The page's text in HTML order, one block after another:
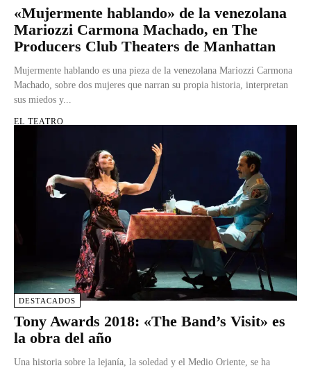
«Mujermente hablando» de la venezolana
Mariozzi Carmona Machado, en The
Producers Club Theaters de Manhattan
Mujermente hablando es una pieza de la venezolana Mariozzi Carmona
Machado, sobre dos mujeres que narran su propia historia, interpretan
sus miedos y...
EL TEATRO
DESTACADOS
Tony Awards 2018: «The Band’s Visit» es
la obra del año
Una historia sobre la lejanía, la soledad y el Medio Oriente, se ha